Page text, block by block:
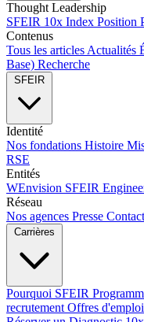
Thought Leadership
SFEIR 10x Index Position
Contenus
Tous les articles Actualités
Base) Recherche
SFEIR
Identité
Nos fondations Histoire
RSE
Entités
WEnvision SFEIR
Réseau
Nos agences Presse Contact
Carrières
Pourquoi SFEIR
recrutement Offres d'emploi